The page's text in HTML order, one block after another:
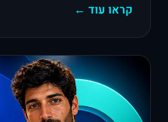
קראו עוד ←